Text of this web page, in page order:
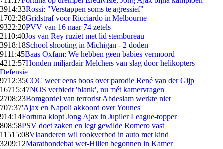
3914:33Rossi: "Verstappen soms te agressief"
1702:28Gridstraf voor Ricciardo in Melbourne
9322:20PVV van 16 naar 74 zetels
2110:40Jos van Rey ruziet met lid stembureau
3918:18School shooting in Michigan - 2 doden
9111:45Baas Oxfam: We hebben geen babies vermoord
4212:57Honden miljardair Melchers van slag door helikopters
Defensie
9712:35COC weer eens boos over parodie René van der Gijp
16715:47NOS verbiedt 'blank', nu mét kamervragen
2708:23Bomgordel van terrorist Abdeslam werkte niet
707:37'Ajax en Napoli akkoord over Younes'
914:14Fortuna klopt Jong Ajax in Jupiler League-topper
808:58PSV doet zaken en legt gewilde Romero vast
11515:08Vlaanderen wil rookverbod in auto met kind
3209:12Marathondebat wet-Hillen begonnen in Kamer